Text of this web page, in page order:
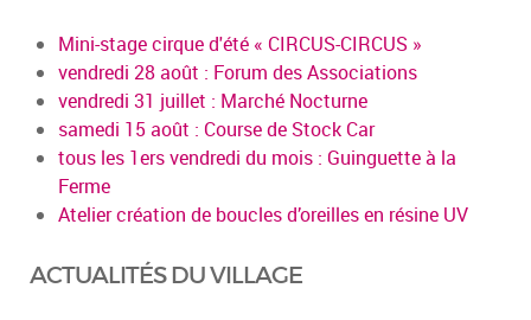
Mini-stage cirque d'été « CIRCUS-CIRCUS »
vendredi 28 août : Forum des Associations
vendredi 31 juillet : Marché Nocturne
samedi 15 août : Course de Stock Car
tous les 1ers vendredi du mois : Guinguette à la
Ferme
Atelier création de boucles d’oreilles en résine UV
ACTUALITÉS DU VILLAGE